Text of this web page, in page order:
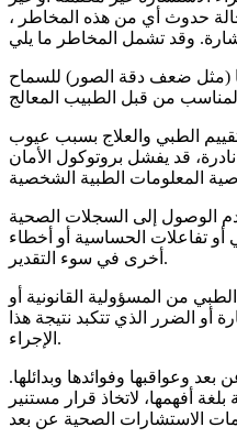
حدوث أي من هذه المخاطر ،
(مثل ضعف دقة الصور) للسماح
المناسب من قبل الطبيب المعالج
الطبي والعلاج بسبب عيوب
قد يفشل بروتوكول الأمان
الوصول إلى السجلات الصحية
أو تفاعلات الحساسية أو أخطاء
أخرى في سوء التقدير.
من المسؤولية القانونية أو
أو الضرر الذي تتكبد نتيجة هذا
الإجراء.
وعواقبها وفوائدها وبدائلها.
أفهمها، لاتخاذ قرار مستنير